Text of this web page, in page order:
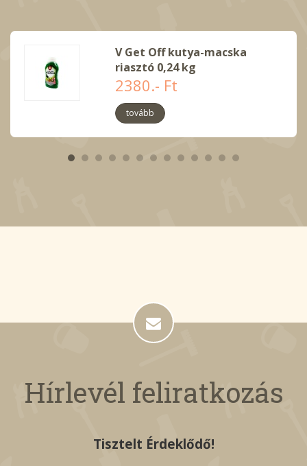
V Get Off kutya-macska
riasztó 0,24 kg
2380.- Ft
tovább
Hírlevél feliratkozás
Tisztelt Érdeklődő!